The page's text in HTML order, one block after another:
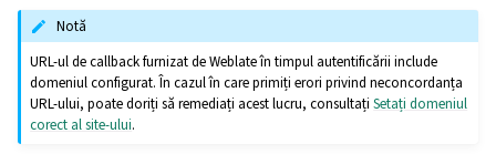
Notă
URL-ul de callback furnizat de Weblate în timpul autentificării include
domeniul configurat. În cazul în care primiți erori privind neconcordanța
URL-ului, poate doriți să remediați acest lucru, consultațiSetați domeniul
corect al site-ului.